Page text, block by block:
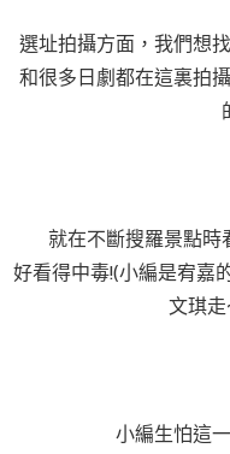
選址拍攝方面，我們想
和很多日劇都在這裏拍
就在不斷搜羅景點時
好看得中毒!(小編是宥嘉
文琪走
小編生怕這